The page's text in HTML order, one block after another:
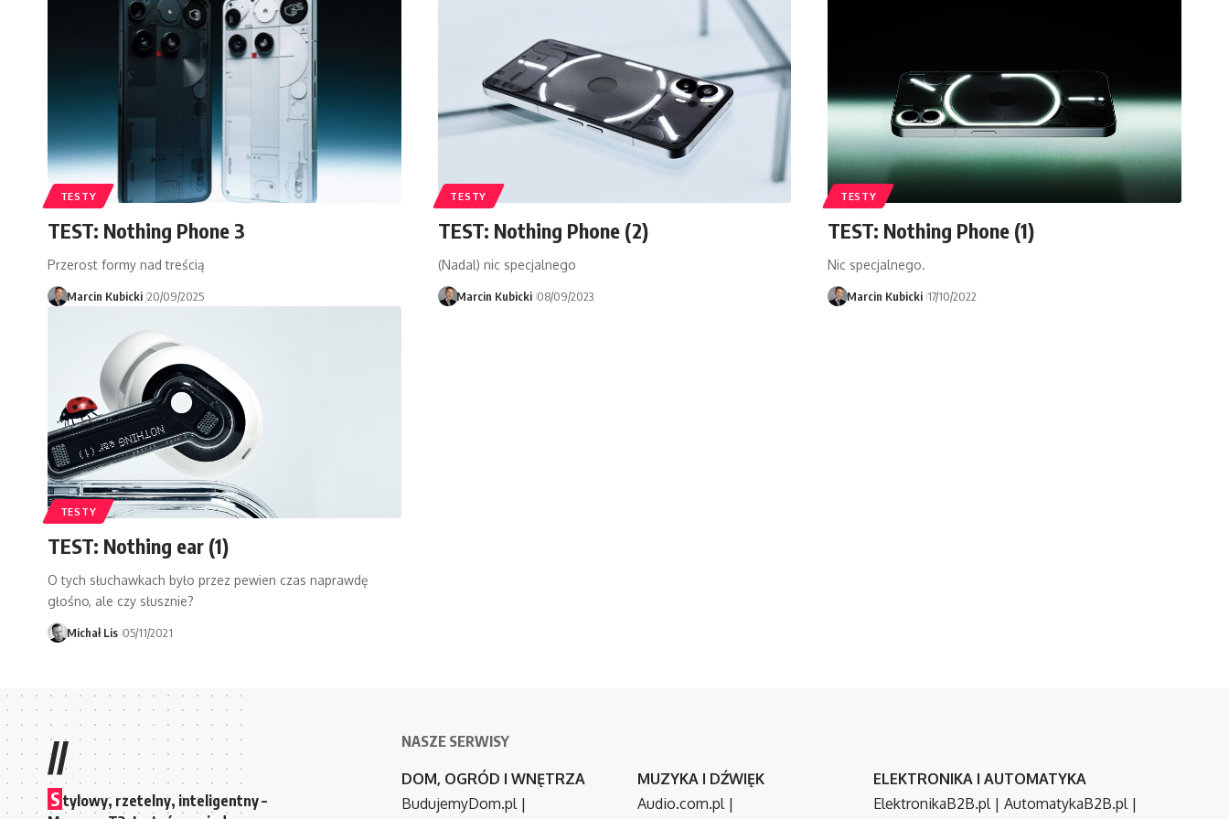
TESTY
TEST: Nothing Phone 3
Przerost formy nad treścią
Marcin Kubicki 20/09/2025
TESTY
TEST: Nothing Phone (2)
(Nadal) nic specjalnego
Marcin Kubicki 08/09/2023
TESTY
TEST: Nothing Phone (1)
Nic specjalnego.
Marcin Kubicki 17/10/2022
TESTY
TEST: Nothing ear (1)
O tych słuchawkach było przez pewien czas naprawdę
głośno, ale czy słusznie?
Michał Lis 05/11/2021
//
S tylowy, rzetelny, inteligentny –
NASZE SERWISY
DOM, OGRÓD I WNĘTRZA
BudujemyDom.pl|
MUZYKA I DŹWIĘK
Audio.com.pl|
ELEKTRONIKA I AUTOMATYKA
ElektronikaB2B.pl| AutomatykaB2B.pl|